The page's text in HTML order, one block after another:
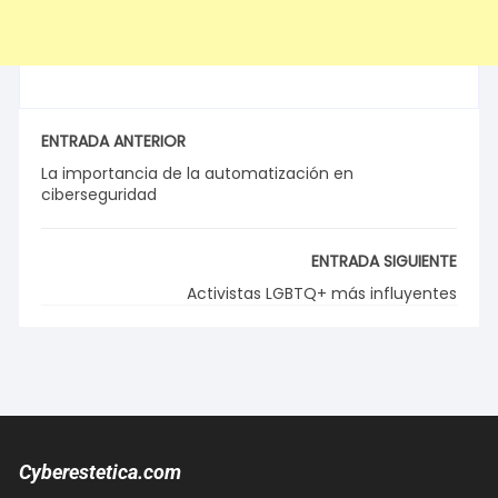
ENTRADA ANTERIOR
La importancia de la automatización en
ciberseguridad
ENTRADA SIGUIENTE
Activistas LGBTQ+ más influyentes
Cyberestetica.com